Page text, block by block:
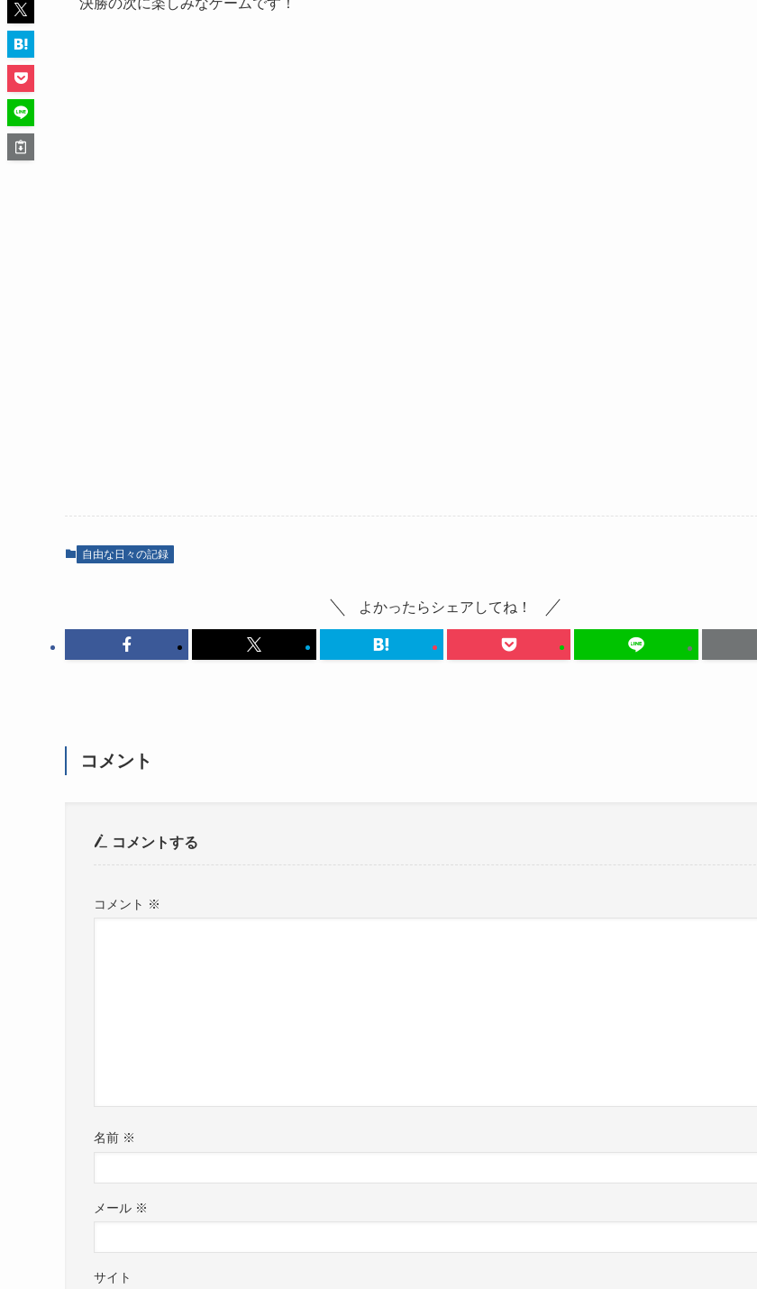
自由な日々の記録
よかったらシェアしてね！
コメント
コメントする
コメント ※
名前 ※
メール ※
サイト